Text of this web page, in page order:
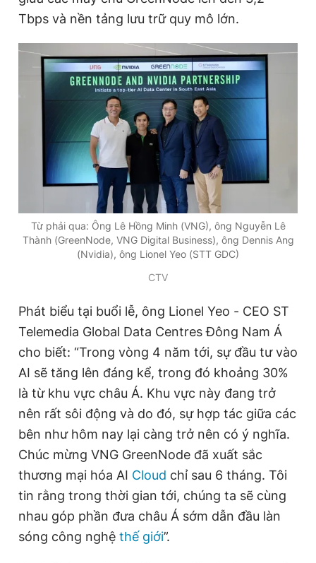
Hotline
0906 645 777
Liên hệ quảng cáo
0908 780 404
Quảng cáo RSS Tòa soạn Chính sách bảo
Tổng biên tập: Nguyễn Ngọc Toàn
Phó tổng biên tập thường trực: Hải Thành
Phó tổng biên tập: Lâm Hiếu Dũng
Phó tổng biên tập: Trần Việt Hưng
Tổng thư ký tòa soạn: Đức Trung
Giấy phép xuất bản số 110/GP - BTTTT cấp ngày 24.3.2020
© 2003-2026 Bản quyền thuộc về Báo Thanh Niên. Cấm sao
chép dưới mọi hình thức nếu không có sự chấp thuận bằng văn
bản. Phát triển bởi ePi Technologies, JSC.
Tbps và nền tảng lưu trữ quy mô lớn.
Từ phải qua: Ông Lê Hồng Minh (VNG), ông Nguyễn Lê
Thành (GreenNode, VNG Digital Business), ông Dennis Ang
(Nvidia), ông Lionel Yeo (STT GDC)
CTV
Phát biểu tại buổi lễ, ông Lionel Yeo - CEO ST
Telemedia Global Data Centres Đông Nam Á
cho biết: “Trong vòng 4 năm tới, sự đầu tư vào
AI sẽ tăng lên đáng kể, trong đó khoảng 30%
là từ khu vực châu Á. Khu vực này đang trở
nên rất sôi động và do đó, sự hợp tác giữa các
bên như hôm nay lại càng trở nên có ý nghĩa.
Chúc mừng VNG GreenNode đã xuất sắc
thương mại hóa AI Cloud chỉ sau 6 tháng. Tôi
tin rằng trong thời gian tới, chúng ta sẽ cùng
nhau góp phần đưa châu Á sớm dẫn đầu làn
sóng công nghệ thế giới”.